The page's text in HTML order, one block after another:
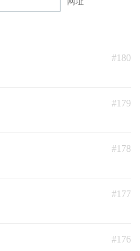
#180
#179
#178
#177
#176